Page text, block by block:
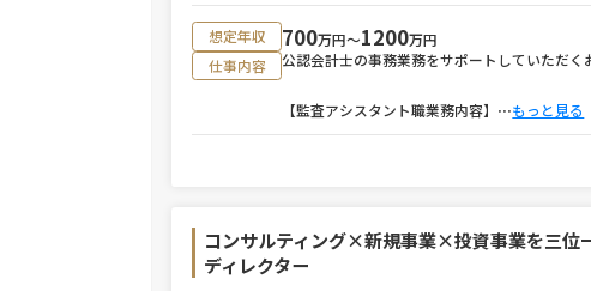
想定年収 700万円〜1200万円
仕事内容
公認会計士の事務業務をサポートしていただく
【監査アシスタント職業務内容】 ⋯もっと見る
コンサルティング×新規事業×投資事業を三位
ディレクター